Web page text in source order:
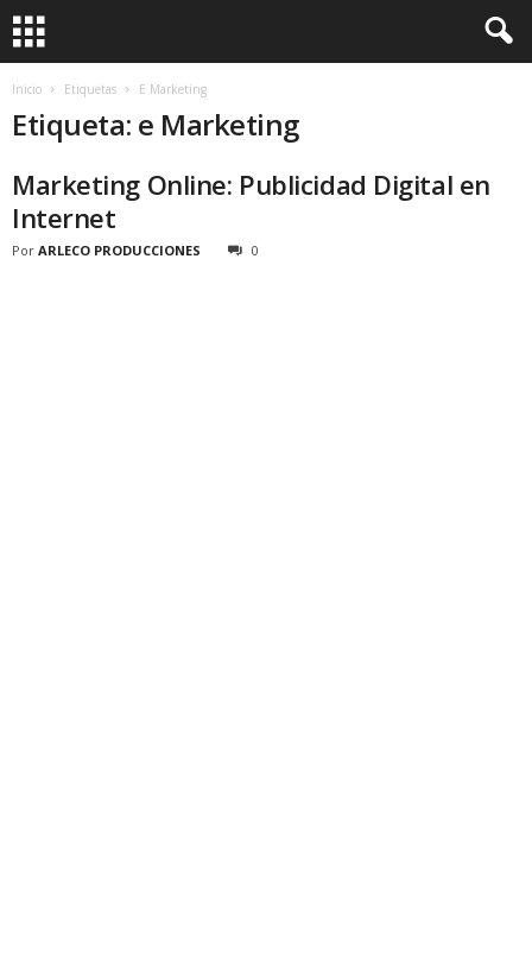
Inicio Etiquetas E Marketing
Etiqueta: e Marketing
Marketing Online: Publicidad Digital en
Internet
Por ARLECO PRODUCCIONES 0